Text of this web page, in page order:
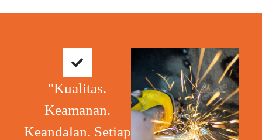
"Kualitas.
Keamanan.
Keandalan. Setiap